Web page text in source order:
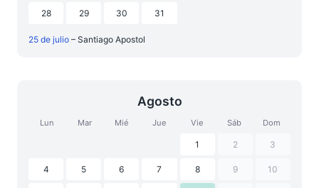
28 29 30 31
25 de julio – Santiago Apostol
Agosto
Lun Mar Mié Jue Vie Sáb Dom
1 2 3
4 5 6 7 8 9 10